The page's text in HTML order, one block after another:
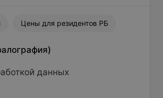
Цены для резидентов РБ
данных